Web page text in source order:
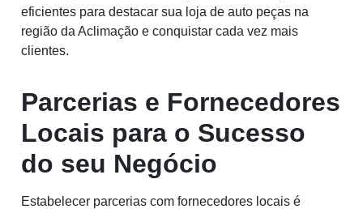
eficientes para destacar sua loja de auto peças na
região da Aclimação e conquistar cada vez mais
clientes.
Parcerias e Fornecedores
Locais para o Sucesso
do seu Negócio
Estabelecer parcerias com fornecedores locais é